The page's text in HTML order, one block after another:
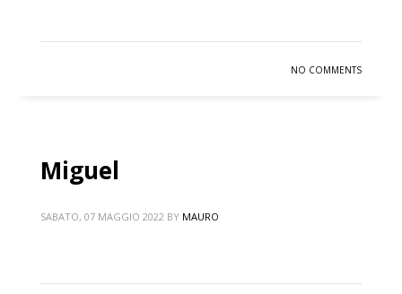
NO COMMENTS
Miguel
SABATO, 07 MAGGIO 2022 BY MAURO